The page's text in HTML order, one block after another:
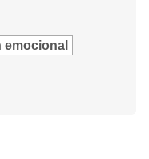
emocional